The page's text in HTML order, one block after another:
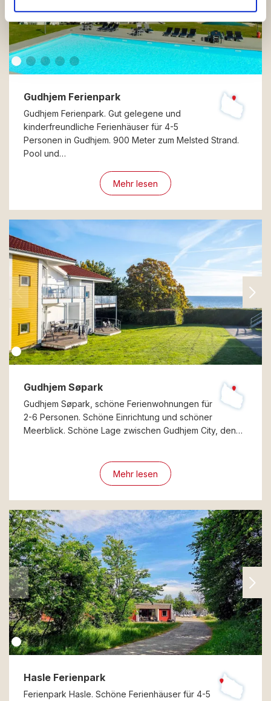
de har indsamlet fra din brug af deres tjenester.
Gudhjem Ferienpark
Gudhjem Ferienpark. Gut gelegene und
kinderfreundliche Ferienhäuser für 4-5
Personen in Gudhjem. 900 Meter zum Melsted Strand.
Pool und…
Mehr lesen
Gudhjem Søpark
Gudhjem Søpark, schöne Ferienwohnungen für
2-6 Personen. Schöne Einrichtung und schöner
Meerblick. Schöne Lage zwischen Gudhjem City, den…
Mehr lesen
Hasle Ferienpark
Ferienpark Hasle. Schöne Ferienhäuser für 4-5